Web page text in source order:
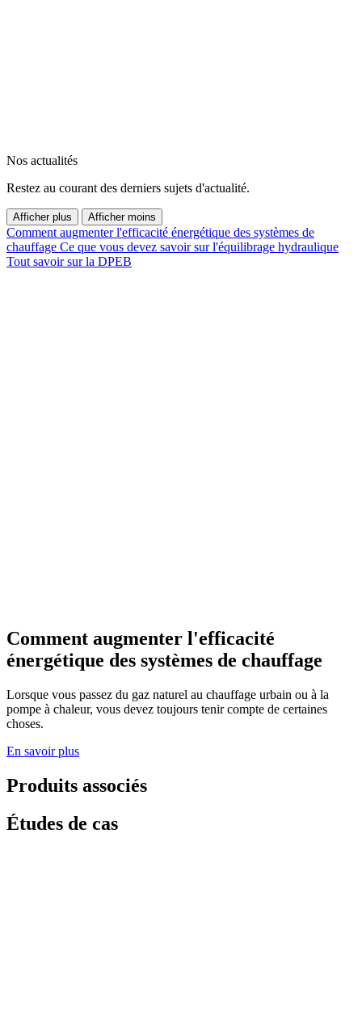
Nos actualités
Restez au courant des derniers sujets d'actualité.
Afficher plus Afficher moins
Comment augmenter l'efficacité énergétique des systèmes de
chauffage Ce que vous devez savoir sur l'équilibrage hydraulique
Tout savoir sur la DPEB
Comment augmenter l'efficacité
énergétique des systèmes de chauffage
Lorsque vous passez du gaz naturel au chauffage urbain ou à la
pompe à chaleur, vous devez toujours tenir compte de certaines
choses.
En savoir plus
Produits associés
Études de cas